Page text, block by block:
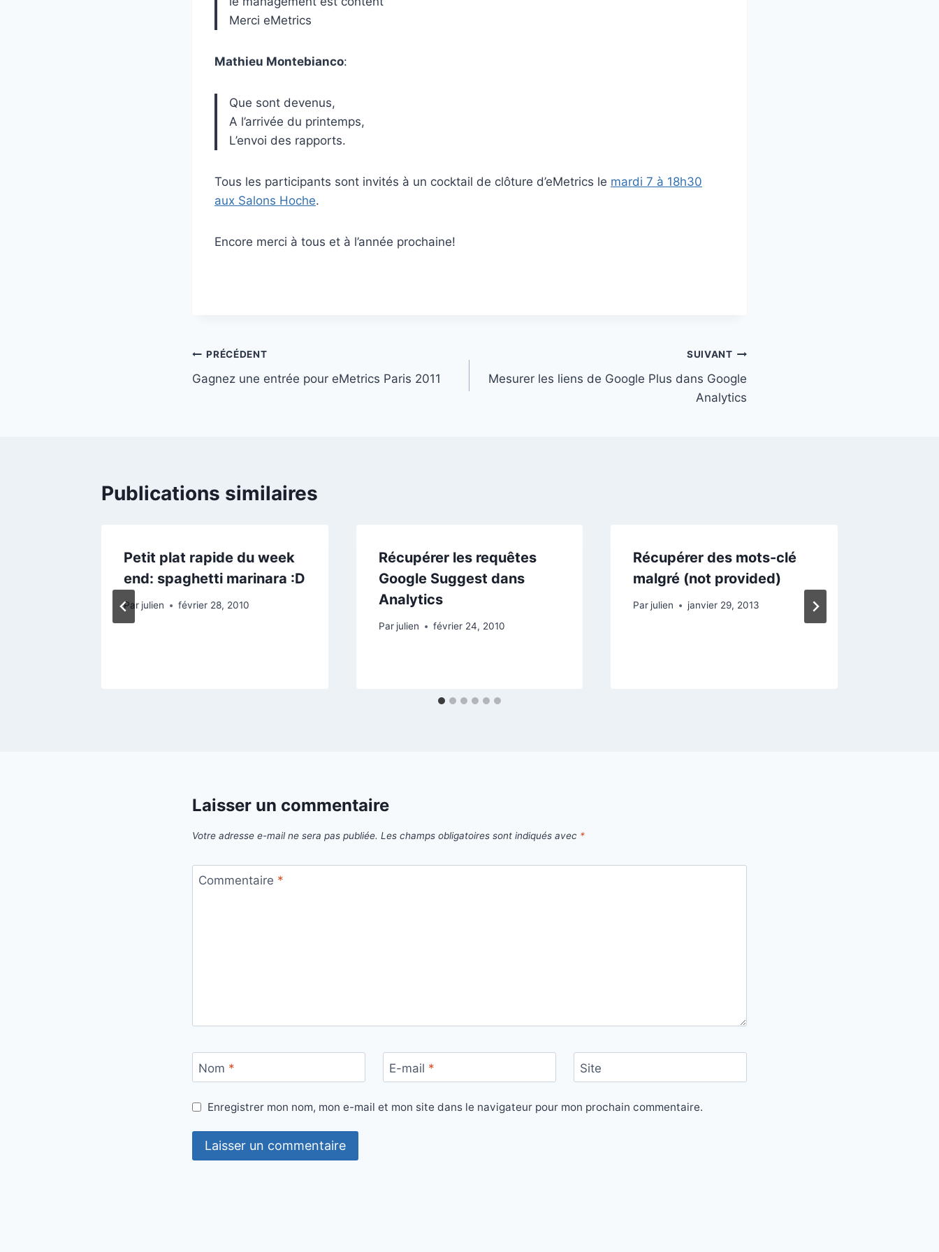
Merci eMetrics
Mathieu Montebianco:
Que sont devenus,
A l’arrivée du printemps,
L’envoi des rapports.
Tous les participants sont invités à un cocktail de clôture d’eMetrics le mardi 7 à 18h30
aux Salons Hoche.
Encore merci à tous et à l’année prochaine!
Navigation
de
PRÉCÉDENT
Gagnez une entrée pour eMetrics Paris 2011
SUIVANT
Mesurer les liens de Google Plus dans Google
Analytics
Publications similaires
Petit plat rapide du week
end: spaghetti marinara :D
Par julien février 28, 2010
Récupérer les requêtes
Google Suggest dans
Analytics
Par julien février 24, 2010
Récupérer des mots-clé
malgré (not provided)
Par julien janvier 29, 2013
Laisser un commentaire
Votre adresse e-mail ne sera pas publiée. Les champs obligatoires sont indiqués avec *
Commentaire *
Nom * E-mail * Site
Enregistrer mon nom, mon e-mail et mon site dans le navigateur pour mon prochain commentaire.